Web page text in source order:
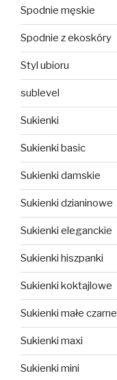
Spodnie męskie
Spodnie z ekoskóry
Styl ubioru
sublevel
Sukienki
Sukienki basic
Sukienki damskie
Sukienki dzianinowe
Sukienki eleganckie
Sukienki hiszpanki
Sukienki koktajlowe
Sukienki małe czarne
Sukienki maxi
Sukienki mini